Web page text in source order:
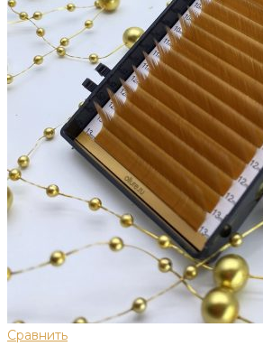
Сравнить